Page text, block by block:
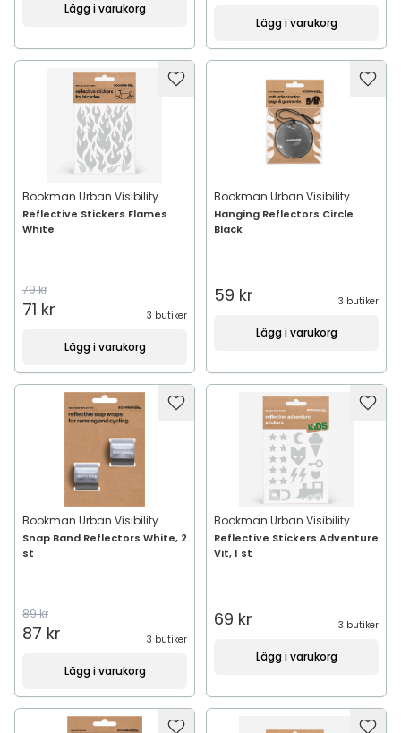
Lägg i varukorg
Lägg i varukorg
Bookman Urban Visibility
Reflective Stickers Flames
White
79 kr
71 kr 3 butiker
Lägg i varukorg
Bookman Urban Visibility
Hanging Reflectors Circle
Black
59 kr 3 butiker
Lägg i varukorg
Bookman Urban Visibility
Snap Band Reflectors White, 2
st
89 kr
87 kr 3 butiker
Lägg i varukorg
Bookman Urban Visibility
Reflective Stickers Adventure
Vit, 1 st
69 kr 3 butiker
Lägg i varukorg